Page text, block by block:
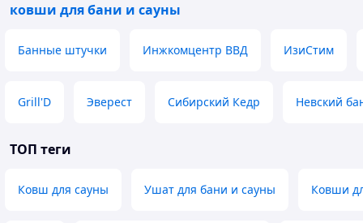
ковши для бани и сауны
Банные штучки Инжкомцентр ВВД ИзиСтим
Grill'D Эверест Сибирский Кедр Невский
ТОП теги
Ковш для сауны Ушат для бани и сауны Ковши